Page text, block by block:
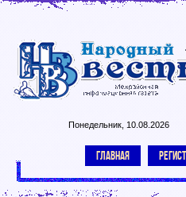
Понедельник, 10.08.2026
ГЛАВНАЯ